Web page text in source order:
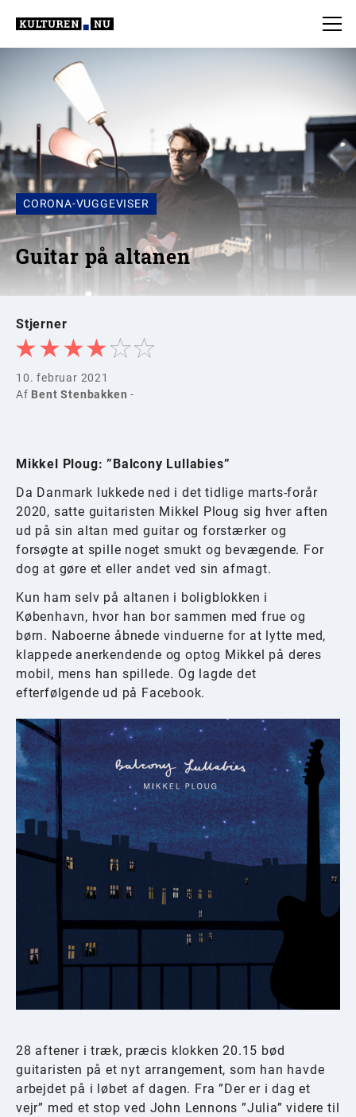
CORONA-VUGGEVISER
Guitar på altanen
Stjerner
10. februar 2021
Af Bent Stenbakken -
Mikkel Ploug: ”Balcony Lullabies”
Da Danmark lukkede ned i det tidlige marts-forår
2020, satte guitaristen Mikkel Ploug sig hver aften
ud på sin altan med guitar og forstærker og
forsøgte at spille noget smukt og bevægende. For
dog at gøre et eller andet ved sin afmagt.
Kun ham selv på altanen i boligblokken i
København, hvor han bor sammen med frue og
børn. Naboerne åbnede vinduerne for at lytte med,
klappede anerkendende og optog Mikkel på deres
mobil, mens han spillede. Og lagde det
efterfølgende ud på Facebook.
28 aftener i træk, præcis klokken 20.15 bød
guitaristen på et nyt arrangement, som han havde
arbejdet på i løbet af dagen. Fra ”Der er i dag et
vejr” med et stop ved John Lennons ”Julia” videre til